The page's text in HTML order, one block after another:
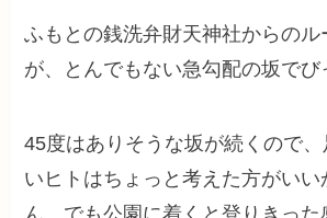
ふもとの銭洗弁財天神社からのル
が、とんでもない急勾配の坂でび
45度はありそうな坂が続くので
いヒトはちょっと考えた方がいい
ん。でも公園に着くと登りきった